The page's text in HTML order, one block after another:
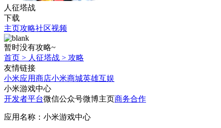
人征塔战
下载
主页攻略社区视频
暂时没有攻略~
首页 > 人征塔战 > 攻略
友情链接
小米应用商店小米商城英雄互娱
小米游戏中心
开发者平台微信公众号微博主页商务合作
应用名称：小米游戏中心